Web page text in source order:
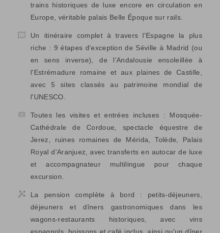
trains historiques de luxe encore en circulation en
Europe, véritable palais Belle Époque sur rails.
Un itinéraire complet à travers l'Espagne la plus
riche : 9 étapes d'exception de Séville à Madrid (ou
en sens inverse), de l'Andalousie ensoleillée à
l'Estrémadure romaine et aux plaines de Castille,
avec 5 sites classés au patrimoine mondial de
l'UNESCO.
Toutes les visites et entrées incluses : Mosquée-
Cathédrale de Cordoue, spectacle équestre de
Jerez, ruines romaines de Mérida, Tolède, Palais
Royal d'Aranjuez, avec transferts en autocar de luxe
et accompagnateur multilingue pour chaque
excursion.
La pension complète à bord : petits-déjeuners,
déjeuners et dîners gastronomiques dans les
wagons-restaurants historiques, avec vins
espagnols, boissons et café inclus, ainsi qu'un dîner